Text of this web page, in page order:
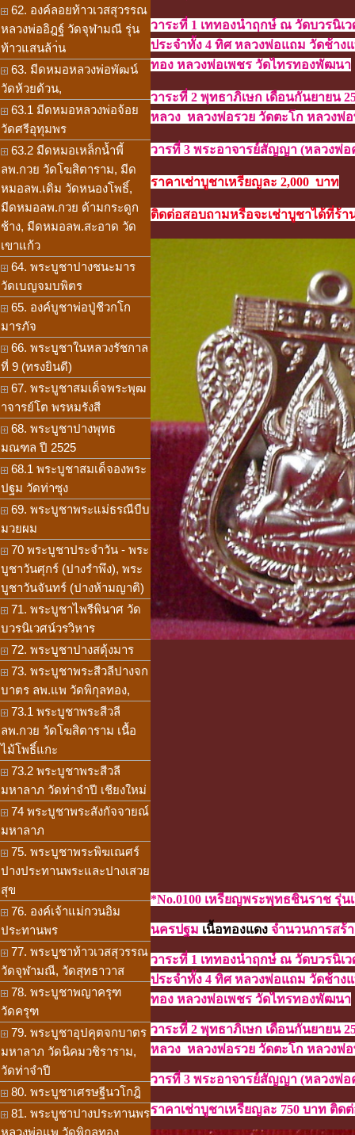
62. องค์ลอยท้าวเวสสุวรรณ
หลวงพ่ออิฎฐ์ วัดจุฬามณี รุ่น
ท้าวแสนล้า่น
63. มีดหมอหลวงพ่อพัฒน์
วัดห้วยด้วน,
63.1 มีดหมอหลวงพ่อจ้อย
วัดศรีอุทุมพร
63.2 มีดหมอเหล็กน้ำพี้
ลพ.กวย วัดโฆสิตาราม, มีด
หมอลพ.เดิม วัดหนองโพธิ์,
มีดหมอลพ.กวย ด้ามกระดูก
ช้าง, มีดหมอลพ.สะอาด วัด
เขาแก้ว
64. พระบูชาปางชนะมาร
วัดเบญจมบพิตร
65. องค์บูชาพ่อปู่ชีวกโก
มารภัจ
66. พระบูชาในหลวงรัชกาล
ที่ 9 (ทรงยินดี)
67. พระบูชาสมเด็จพระพุฒ
าจารย์โต พรหมรังสี
68. พระบูชาปางพุทธ
มณฑล ปี 2525
68.1 พระบูชาสมเด็จองพระ
ปฐม วัดท่าซุง
69. พระบูชาพระแม่ธรณีบีบ
มวยผม
70 พระบูชาประจำวัน - พระ
บูชาวันศุกร์ (ปางรำพึง), พระ
บูชาวันจันทร์ (ปางห้ามญาติ)
71. พระบูชาไพรีพินาศ วัด
บวรนิเวศน์วรวิหาร
72. พระบูชาปางสดุ้งมาร
73. พระบูชาพระสีวลีปางจก
บาตร ลพ.แพ วัดพิกุลทอง,
73.1 พระบูชาพระสีวลี
ลพ.กวย วัดโฆสิตาราม เนื้อ
ไม้โพธิ์แกะ
73.2 พระบูชาพระสีวลี
มหาลาภ วัดท่าจำปี เชียงใหม่
74 พระบูชาพระสังกัจจายณ์
มหาลาภ
75. พระบูชาพระพิฆเณศร์
ปางประทานพระและปางเสวย
สุข
76. องค์เจ้าแม่กวนอิม
ประทานพร
77. พระบูชาท้าวเวสสุวรรณ
วัดจุฬามณี, วัดสุทธาวาส
78. พระบูชาพญาครุฑ
วัดครุฑ
79. พระบูชาอุปคุตจกบาตร
มหาลาภ วัดนิคมวชิราราม,
วัดท่าจำปี
80. พระบูชาเศรษฐีนวโกฎิ
81. พระบูชาปางประทานพร
หลวงพ่อแพ วัดพิกุลทอง
วาระที่ 1 เททองนำฤกษ์ ณ วัดบวรนิเ
ประจำทั้ง 4 ทิศ หลวงพ่อแถม วัดช้า
ทอง หลวงพ่อเพชร วัดไทรทองพัฒนา
วาระที่ 2 พุทธาภิเษก เดือนกันยายน
หลวง หลวงพ่อรวย วัดตะโก หลวงพ่
วารที่ 3 พระอาจารย์สัญญา (หลวงพ่
ราคาเช่าบูชาเหรียญละ 2,000 บาท
ติดต่อสอบถามหรือจะเช่าบูชาได้ที่ร้า
*No.0100 เหรียญพระพุทธชินราช รุ่
นครปฐม เนื้อทองแดง จำนวนการสร้
วาระที่ 1 เททองนำฤกษ์ ณ วัดบวรนิเ
ประจำทั้ง 4 ทิศ หลวงพ่อแถม วัดช้า
ทอง หลวงพ่อเพชร วัดไทรทองพัฒนา
วาระที่ 2 พุทธาภิเษก เดือนกันยายน
หลวง หลวงพ่อรวย วัดตะโก หลวงพ่
วารที่ 3 พระอาจารย์สัญญา (หลวงพ่
ราคาเช่าบูชาเหรียญละ 750 บาท ติด